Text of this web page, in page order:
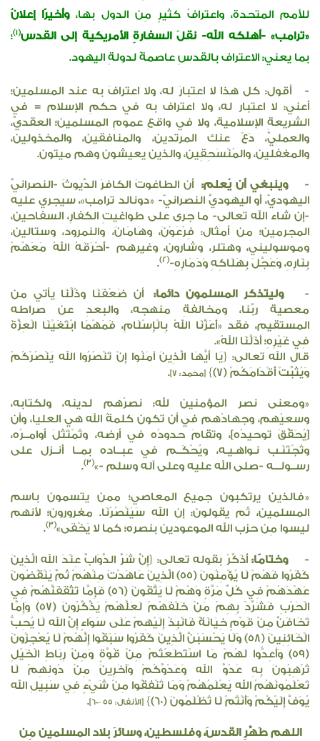
للأمم المتحدة، واعترافُ كثيرٍ مِن الدول بها، وأخيرًا إعلانُ
«ترامب» -أهلكه الله- نقلَ السفارةِ الأمريكية إلى القدس(1)
؛
بما يعني: الاعتراف بالقدسِ عاصمةً لدولةِ اليهود.
- أقول: كل هذا لا اعتبارَ له، ولا اعترافَ به عند المسلمين؛
أعني: لا اعتبار له، ولا اعتراف به في حكمِ الإسلام = في
الشريعةِ الإسلامية، ولا في واقعِ عمومِ المسلمين؛ العقديِّ،
والعمليِّ، دَعْ عنك المرتدين، والمنافقين، والمخذولين،
والمغفلين، والمُنْسَحِقِين، والذين يعيشون وهم ميتون.
-وينبغي أن يُعلم:أن الطاغوتَ الكافرَ الدَّيوثَ -النصرانيَّ
اليهوديّ، أو اليهوديَّ النصرانيّ- «دونالد ترامب»، سيجري عليه
-إن شاء الله تعالى- ما جرى على طواغيتِ الكفارِ، السفاحين،
المجرمين؛ من أمثال: فِرْعَوْنَ، وهَامَانَ، والنمرود، وستالين،
وموسوليني، وهتلر، وشارون، وغيرهم -أَحْرَقَهُ اللهُ مَعَهُمْ
بِنَارِهِ، وَعَجَّلَ بِهَلَاكِهِ وَدَمَارِهِ-(2)
.
-وليتذكر المسلمون دائما:أن ضَعْفَنَا وذُلَّنَا يأتي من
معصية ربِّنا، ومخالفةِ منهجه، والبعدِ عن صراطه
المستقيم، فقد «أَعَزَّنَا اللهُ بِالْإِسْلَامِ، فَمَهْمَا ابْتَغَيْنَا الْعِزَّةَ
فِي غَيْرِهِ؛ أَذَلَّنَا اللهُ».
قال الله تعالى: {يَا أَيُّهَا الَّذِينَ آمَنُوا إِنْ تَنْصُرُوا الله يَنْصُرْكُمْ
وَيُثَبِّتْ أَقْدَامَكُمْ (7)}
[محمد: ٧] .
«ومعنى نصر المؤمنين لله: نصرُهم لدينه، ولكتابه،
وسعيُهم، وجهادُهم في أن تكون كلمةُ الله هي العليا، وأن
[يُحَقَّقَ توحيدُه]، وتقامَ حدودُه في أرضه، وتُمْتَثَلَ أوامــرُه،
وتُجْتَنَـب نـواهـيـه، ويُحْكَــم في عبــاده بمــا أنــزل على
رســولـــه -صلى الله عليه وعلى آله وسلم -»(3)
.
«فالذين يرتكبون جميع المعاصي؛ ممن يتسمون باسم
المسلمين، ثم يقولون: إن الله سَيَنْصُرُنَا. مغرورون؛ لأنهم
ليسوا مِن حزب الله الموعودين بنصره؛ كما لا يَخْفَى»(3)
.
-وختامًا:أُذَكِّرُ بقوله تعالى: {إِنَّ شَرَّ الدَّوَابِّ عِنْدَ الله الَّذِينَ
كَفَرُوا فَهُمْ لَا يُؤْمِنُونَ (55) الَّذِينَ عَاهَدْتَ مِنْهُمْ ثُمَّ يَنْقُضُونَ
عَهْدَهُمْ فِي كُلِّ مَرَّةٍ وَهُمْ لَا يَتَّقُونَ (56) فَإِمَّا تَثْقَفَنَّهُمْ فِي
الْحَرْبِ فَشَرِّدْ بِهِمْ مَنْ خَلْفَهُمْ لَعَلَّهُمْ يَذَّكَّرُونَ (57) وَإِمَّا
تَخَافَنَّ مِنْ قَوْمٍ خِيَانَةً فَانْبِذْ إِلَيْهِمْ عَلَى سَوَاءٍ إِنَّ الله لَا يُحِبُّ
الْخَائِنِينَ (58) وَلَا يَحْسَبَنَّ الَّذِينَ كَفَرُوا سَبَقُوا إِنَّهُمْ لَا يُعْجِزُونَ
(59) وَأَعِدُّوا لَهُمْ مَا اسْتَطَعْتُمْ مِنْ قُوَّةٍ وَمِنْ رِبَاطِ الْخَيْلِ
تُرْهِبُونَ بِهِ عَدُوَّ الله وَعَدُوَّكُمْ وَآخَرِينَ مِنْ دُونِهِمْ لَا
تَعْلَمُونَهُمُ الله يَعْلَمُهُمْ وَمَا تُنْفِقُوا مِنْ شَيْءٍ فِي سَبِيلِ الله
يُوَفَّ إِلَيْكُمْ وَأَنْتُمْ لَا تُظْلَمُونَ (60)}
[الأنفال: ٥٥ –٦٠] .
اللهم طَهِّرِ القدسَ، وفلسطين، وسائرَ بلاد المسلمين مِن